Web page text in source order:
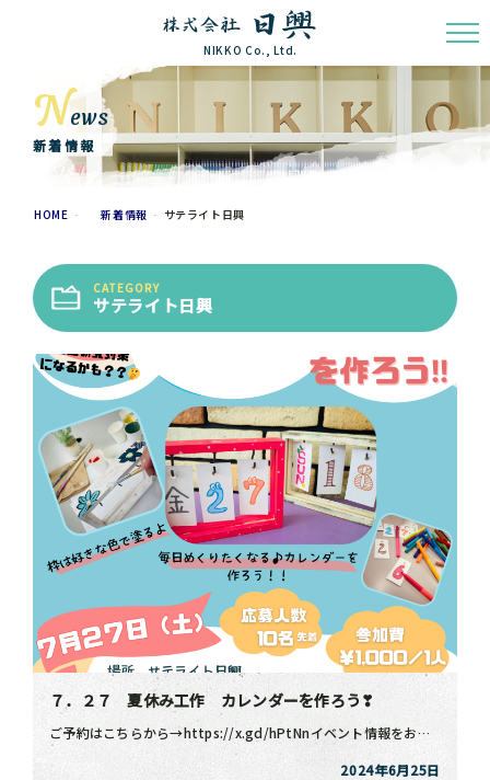
NIKKO Co., Ltd.
News
新着情報
HOME 新着情報 サテライト日興
CATEGORY
サテライト日興
７．２７ 夏休み工作 カレンダーを作ろう❣
ご予約はこちらから→https://x.gd/hPtNn⁡イベント情報をお届けします‼️⁡嬉しいこと […]
2024年6月25日